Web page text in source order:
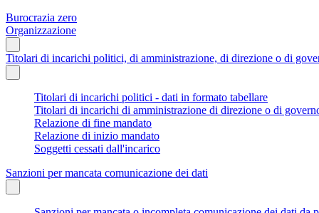
Burocrazia zero
Organizzazione
Titolari di incarichi politici, di amministrazione, di direzione o di
Titolari di incarichi politici - dati in formato tabellare
Titolari di incarichi di amministrazione di direzione o di
Relazione di fine mandato
Relazione di inizio mandato
Soggetti cessati dall'incarico
Sanzioni per mancata comunicazione dei dati